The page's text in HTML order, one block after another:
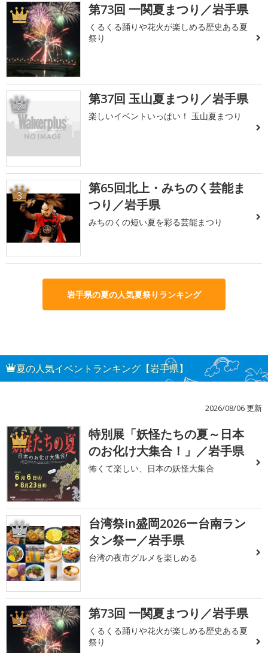
1 第73回 一関夏まつり／岩手県
くるくる踊りや花火が楽しめる歴史ある夏
祭り
2 第37回 玉山夏まつり／岩手県
楽しいイベントいっぱい！ 玉山夏まつり
3
第65回北上・みちのく芸能ま
つり／岩手県
みちのくの短い夏を彩る芸能まつり
岩手県の夏の人気夏祭りランキング
夏の人気イベントランキング【岩手県】
2026/08/06 更新
1
特別展「妖怪たちの夏～日本
のお化け大集合！」／岩手県
怖くて楽しい、日本の妖怪大集合
2
台湾祭in盛岡2026ー台南ラン
タン祭ー／岩手県
台湾の夜市グルメを楽しめる
3 第73回 一関夏まつり／岩手県
くるくる踊りや花火が楽しめる歴史ある夏
祭り